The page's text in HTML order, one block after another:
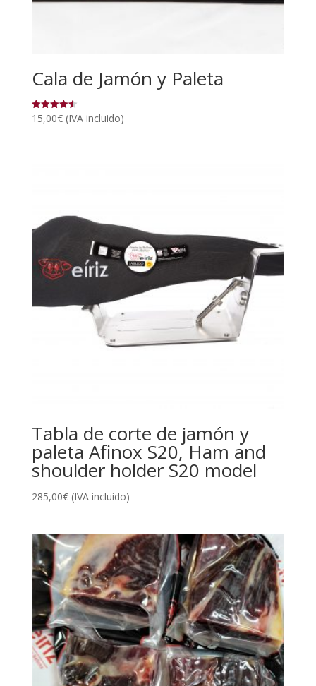
Cala de Jamón y Paleta
Valorado
con
15,00€ (IVA incluido)
Tabla de corte de jamón y
paleta Afinox S20, Ham and
shoulder holder S20 model
285,00€ (IVA incluido)